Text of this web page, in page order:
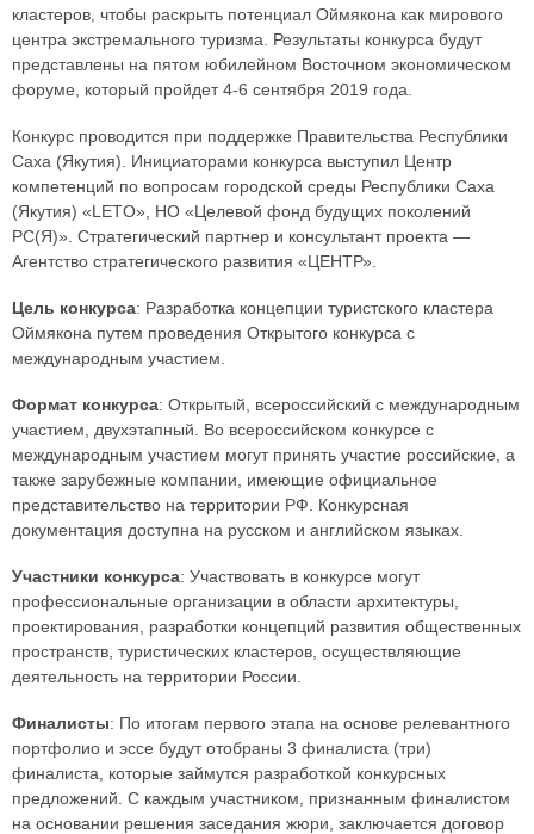
кластеров, чтобы раскрыть потенциал Оймякона как мирового
центра экстремального туризма. Результаты конкурса будут
представлены на пятом юбилейном Восточном экономическом
форуме, который пройдет 4-6 сентября 2019 года.
Конкурс проводится при поддержке Правительства Республики
Саха (Якутия). Инициаторами конкурса выступил Центр
компетенций по вопросам городской среды Республики Саха
(Якутия) «LETO», НО «Целевой фонд будущих поколений
РС(Я)». Стратегический партнер и консультант проекта —
Агентство стратегического развития «ЦЕНТР».
Цель конкурса: Разработка концепции туристского кластера
Оймякона путем проведения Открытого конкурса с
международным участием.
Формат конкурса: Открытый, всероссийский с международным
участием, двухэтапный. Во всероссийском конкурсе с
международным участием могут принять участие российские, а
также зарубежные компании, имеющие официальное
представительство на территории РФ. Конкурсная
документация доступна на русском и английском языках.
Участники конкурса: Участвовать в конкурсе могут
профессиональные организации в области архитектуры,
проектирования, разработки концепций развития общественных
пространств, туристических кластеров, осуществляющие
деятельность на территории России.
Финалисты: По итогам первого этапа на основе релевантного
портфолио и эссе будут отобраны 3 финалиста (три)
финалиста, которые займутся разработкой конкурсных
предложений. С каждым участником, признанным финалистом
на основании решения заседания жюри, заключается договор